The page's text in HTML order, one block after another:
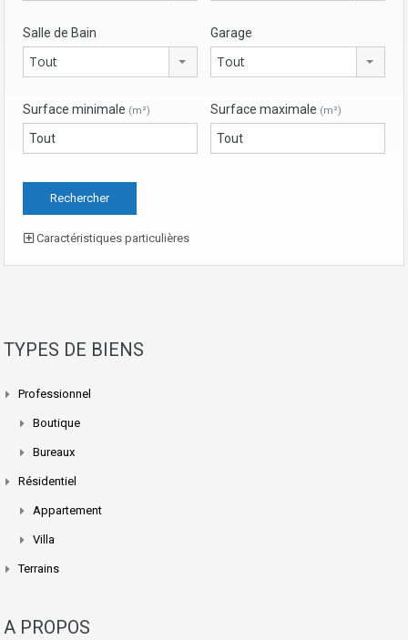
Salle de Bain
Tout
Garage
Tout
Surface minimale (m²) Surface maximale (m²)
Caractéristiques particulières
TYPES DE BIENS
Professionnel
Boutique
Bureaux
Résidentiel
Appartement
Villa
Terrains
A PROPOS